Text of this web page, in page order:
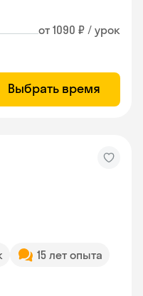
от 1090 ₽ / урок
Выбрать время
15 лет опыта